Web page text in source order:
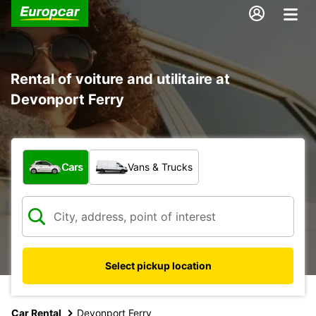
Rental of voiture and utilitaire at
Devonport Ferry
What type of vehicle?
Cars Vans & Trucks
Select pickup location
Car Rental Devonport Ferry